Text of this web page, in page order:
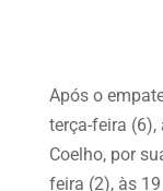
Após o
terça-feira (6),
Coelho, por
feira (2), às